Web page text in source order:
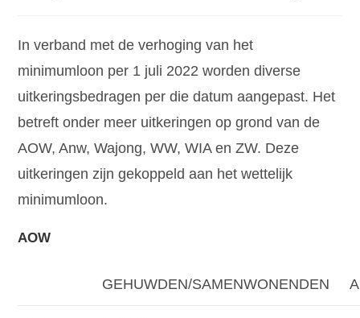
In verband met de verhoging van het
minimumloon per 1 juli 2022 worden diverse
uitkeringsbedragen per die datum aangepast. Het
betreft onder meer uitkeringen op grond van de
AOW, Anw, Wajong, WW, WIA en ZW. Deze
uitkeringen zijn gekoppeld aan het wettelijk
minimumloon.
AOW
GEHUWDEN/SAMENWONENDEN